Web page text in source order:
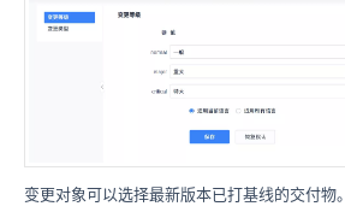
变更对象可以选择最新版本已打基线的交付物。